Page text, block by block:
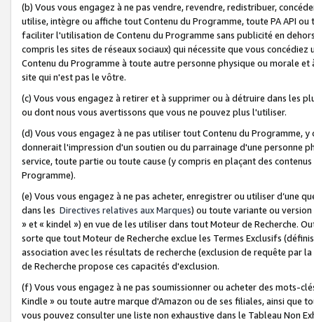
(b) Vous vous engagez à ne pas vendre, revendre, redistribuer,
utilise, intègre ou affiche tout Contenu du Programme, toute PA API
faciliter l'utilisation de Contenu du Programme sans publicité en
compris les sites de réseaux sociaux) qui nécessite que vous
Contenu du Programme à toute autre personne physique ou morale
site qui n'est pas le vôtre.
(c) Vous vous engagez à retirer et à supprimer ou à détruire dans les
ou dont nous vous avertissons que vous ne pouvez plus l'utiliser.
(d) Vous vous engagez à ne pas utiliser tout Contenu du Programme,
donnerait l'impression d'un soutien ou du parrainage d'une personne
service, toute partie ou toute cause (y compris en plaçant des
Programme).
(e) Vous vous engagez à ne pas acheter, enregistrer ou utiliser d’une
dans les Directives relatives aux Marques) ou toute variante ou
» et « kindel ») en vue de les utiliser dans tout Moteur de Recherche.
sorte que tout Moteur de Recherche exclue les Termes Exclusifs
association avec les résultats de recherche (exclusion de requête
de Recherche propose ces capacités d'exclusion.
(f) Vous vous engagez à ne pas soumissionner ou acheter des mots-
Kindle » ou toute autre marque d'Amazon ou de ses filiales, ainsi que
vous pouvez consulter une liste non exhaustive dans le Tableau Non